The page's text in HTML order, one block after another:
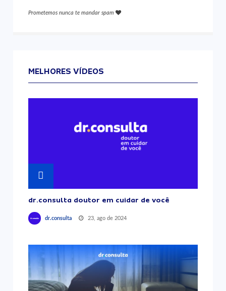
Prometemos nunca te mandar spam
MELHORES VÍDEOS
dr.consulta doutor em cuidar de você
dr.consulta 23, ago de 2024